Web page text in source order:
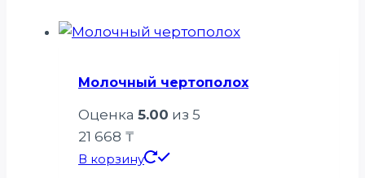
Молочный чертополох
Оценка 5.00 из 5
21 668 ₸
В корзину